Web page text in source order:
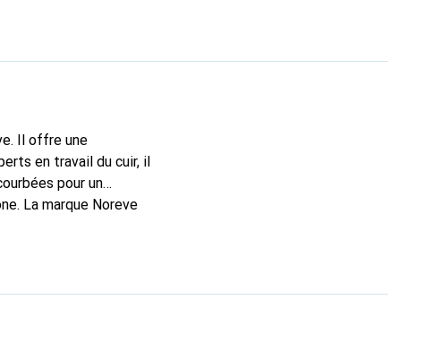
Il offre une
en travail du cuir, il
pour un
La marque Noreve